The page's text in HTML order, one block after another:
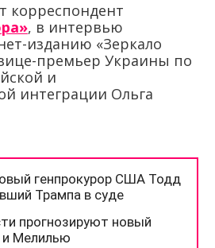
корреспондент
, в интервью
изданию «Зеркало
премьер Украины по
и
интеграции Ольга